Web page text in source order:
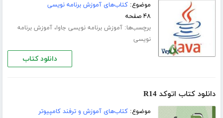
موضوع:کتاب‌های آموزش برنامه نویسی
۴۸ صفحه
برچسب‌ها:آموزش برنامه نویسی جاوا،آموزش برنامه
نویسی
دانلود کتاب
دانلود کتاب اتوکد R14
موضوع:کتاب‌های آموزش و ترفند کامپیوتر